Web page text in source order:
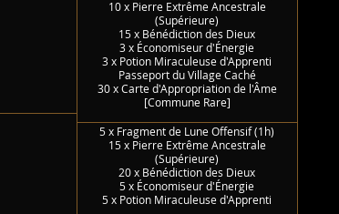
10 x Pierre Extrême Ancestrale
(Supérieure)
15 x Bénédiction des Dieux
3 x Économiseur d'Énergie
3 x Potion Miraculeuse d'Apprenti
Passeport du Village Caché
30 x Carte d'Appropriation de l'Âme
[Commune Rare]
5 x Fragment de Lune Offensif (1h)
15 x Pierre Extrême Ancestrale
(Supérieure)
20 x Bénédiction des Dieux
5 x Économiseur d'Énergie
5 x Potion Miraculeuse d'Apprenti